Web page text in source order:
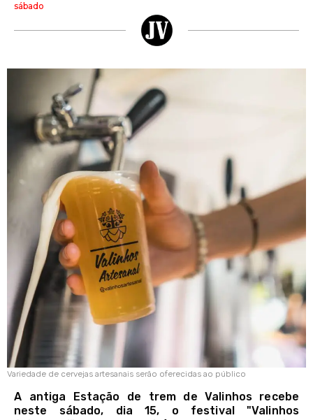
sábado
Variedade de cervejas artesanais serão oferecidas ao público
A antiga Estação de trem de Valinhos recebe
neste sábado, dia 15, o festival "Valinhos